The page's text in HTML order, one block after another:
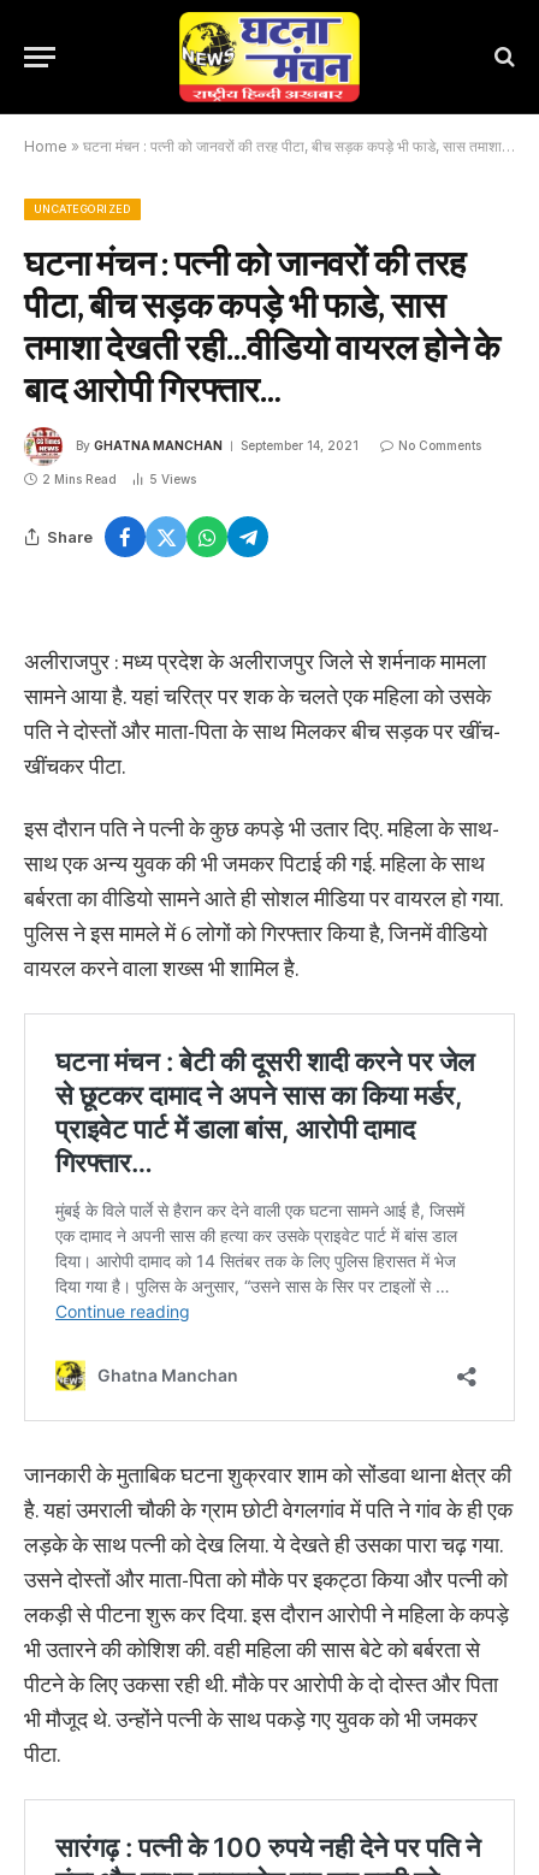
Home » घटना मंचन : पत्नी को जानवरों की तरह पीटा, बीच सड़क कपड़े भी फाडे, सास तमाशा देखती रही…वीडियो वायरल होने के बाद आरोपी गिरफ्तार…
UNCATEGORIZED
घटना मंचन : पत्नी को जानवरों की तरह
पीटा, बीच सड़क कपड़े भी फाडे, सास
तमाशा देखती रही…वीडियो वायरल होने के
बाद आरोपी गिरफ्तार…
By GHATNA MANCHAN September 14, 2021 No Comments
2 Mins Read 5 Views
Share
अलीराजपुर : मध्य प्रदेश के अलीराजपुर जिले से शर्मनाक मामला
सामने आया है. यहां चरित्र पर शक के चलते एक महिला को उसके
पति ने दोस्तों और माता-पिता के साथ मिलकर बीच सड़क पर खींच-
खींचकर पीटा.
इस दौरान पति ने पत्नी के कुछ कपड़े भी उतार दिए. महिला के साथ-
साथ एक अन्य युवक की भी जमकर पिटाई की गई. महिला के साथ
बर्बरता का वीडियो सामने आते ही सोशल मीडिया पर वायरल हो गया.
पुलिस ने इस मामले में 6 लोगों को गिरफ्तार किया है, जिनमें वीडियो
वायरल करने वाला शख्स भी शामिल है.
जानकारी के मुताबिक घटना शुक्रवार शाम को सोंडवा थाना क्षेत्र की
है. यहां उमराली चौकी के ग्राम छोटी वेगलगांव में पति ने गांव के ही एक
लड़के के साथ पत्नी को देख लिया. ये देखते ही उसका पारा चढ़ गया.
उसने दोस्तों और माता-पिता को मौके पर इकट्ठा किया और पत्नी को
लकड़ी से पीटना शुरू कर दिया. इस दौरान आरोपी ने महिला के कपड़े
भी उतारने की कोशिश की. वही महिला की सास बेटे को बर्बरता से
पीटने के लिए उकसा रही थी. मौके पर आरोपी के दो दोस्त और पिता
भी मौजूद थे. उन्होंने पत्नी के साथ पकड़े गए युवक को भी जमकर
पीटा.